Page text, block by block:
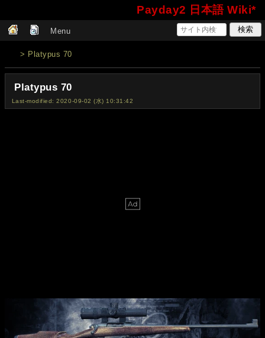
Payday2 日本語 Wiki*
Menu
> Platypus 70
Platypus 70
Last-modified: 2020-09-02 (水) 10:31:42